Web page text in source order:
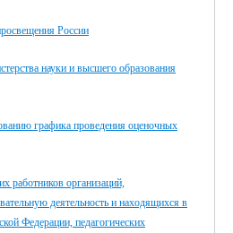
России
науки и высшего образования
графика проведения оценочных
работников организаций,
деятельность и находящихся в
Федерации, педагогических